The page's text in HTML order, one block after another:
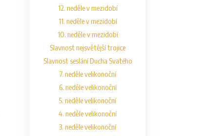
12. neděle v mezidobí
11. neděle v mezidobí
10. neděle v mezidobí
Slavnost nejsvětější trojice
Slavnost seslání Ducha Svatého
7. neděle velikonoční
6. neděle velikonoční
5. neděle velikonoční
4. neděle velikonoční
3. neděle velikonoční